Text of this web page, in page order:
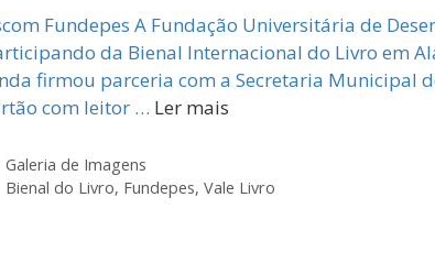
Fundepes A Fundação Universitária de
da Bienal Internacional do Livro em
firmou parceria com a Secretaria Municipal
com leitor … Ler mais
Categorias
Galeria de Imagens
Tags
Bienal do Livro, Fundepes, Vale Livro